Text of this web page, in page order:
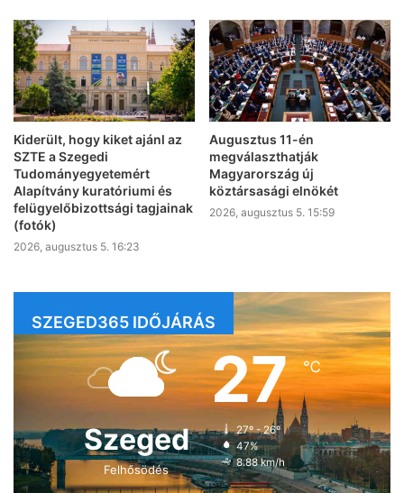
Kiderült, hogy kiket ajánl az
SZTE a Szegedi
Tudományegyetemért
Alapítvány kuratóriumi és
felügyelőbizottsági tagjainak
(fotók)
2026, augusztus 5. 16:23
Augusztus 11-én
megválaszthatják
Magyarország új
köztársasági elnökét
2026, augusztus 5. 15:59
SZEGED365 IDŐJÁRÁS
Szeged
Felhősödés
27℃
27º - 26º
47%
8.88 km/h